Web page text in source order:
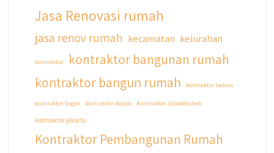
Jasa Renovasi rumah
jasa renov rumah kecamatan kelurahan
kontraktor
kontraktor bangunan rumah
kontraktor bangun rumah
kontraktor bekasi
kontraktor bogor kontraktor depok
Kontraktor Jabodetabek
kontraktor jakarta
Kontraktor Pembangunan Rumah